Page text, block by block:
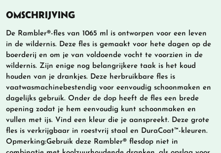
OMSCHRIJVING
De Rambler®-fles van 1065 ml is ontworpen voor een leven
in de wildernis. Deze fles is gemaakt voor hete dagen op de
boerderij en om je van voldoende vocht te voorzien in de
wildernis. Zijn enige nog belangrijkere taak is het koud
houden van je drankjes. Deze herbruikbare fles is
vaatwasmachinebestendig voor eenvoudig schoonmaken en
dagelijks gebruik. Onder de dop heeft de fles een brede
opening zodat je hem eenvoudig kunt schoonmaken en
vullen met ijs. Vind een kleur die je aanspreekt. Deze grote
fles is verkrijgbaar in roestvrij staal en DuraCoat™-kleuren.
Opmerking:Gebruik deze Rambler® flesdop niet in